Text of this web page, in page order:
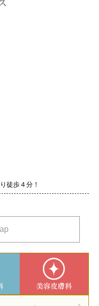
徒歩４分！